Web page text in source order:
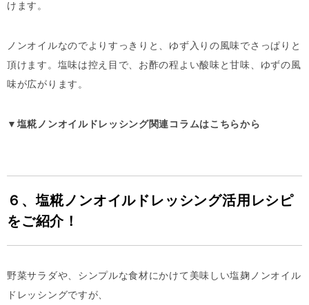
けます。
ノンオイルなのでよりすっきりと、ゆず入りの風味でさっぱりと
頂けます。塩味は控え目で、お酢の程よい酸味と甘味、ゆずの風
味が広がります。
▼塩糀ノンオイルドレッシング関連コラムはこちらから
６、塩糀ノンオイルドレッシング活用レシピ
をご紹介！
野菜サラダや、シンプルな食材にかけて美味しい塩麹ノンオイル
ドレッシングですが、